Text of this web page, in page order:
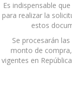
Es indispensable
para realizar la
estos
Se procesarán
monto de
vigentes en